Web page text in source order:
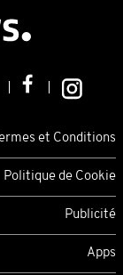
et Conditions
Politique de Cookie
Publicité
Apps